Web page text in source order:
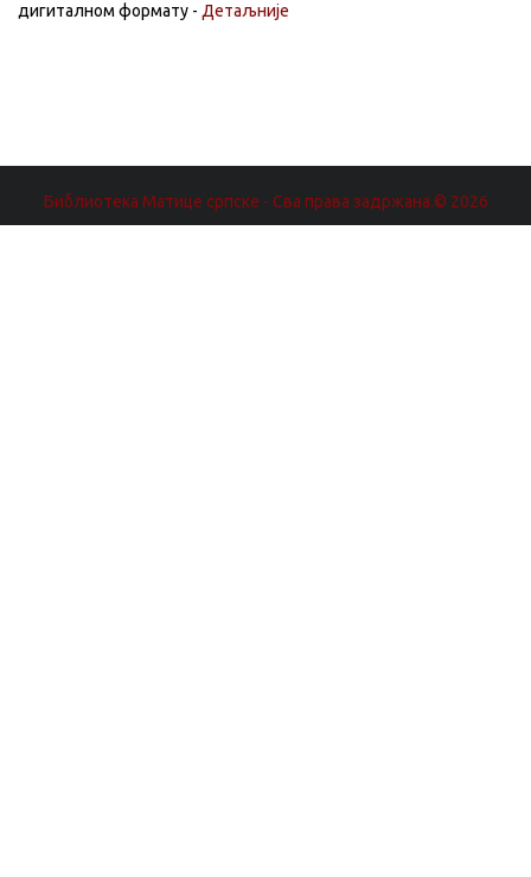
дигиталном формату - Детаљније
Библиотека Матице српске - Сва права задржана.© 2026